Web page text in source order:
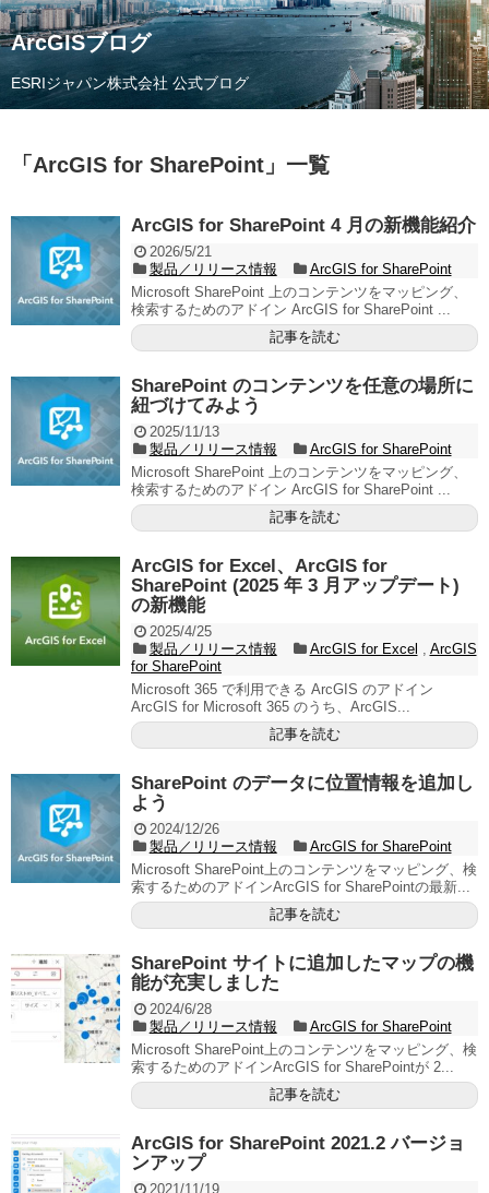
ArcGISブログ
ESRIジャパン株式会社 公式ブログ
「 ArcGIS for SharePoint 」 一覧
ArcGIS for SharePoint 4 月の新機能紹介
2026/5/21
製品／リリース情報
ArcGIS for SharePoint
Microsoft SharePoint 上のコンテンツをマッピング、
検索するためのアドイン ArcGIS for SharePoint ...
記事を読む
SharePoint のコンテンツを任意の場所に
紐づけてみよう
2025/11/13
製品／リリース情報
ArcGIS for SharePoint
Microsoft SharePoint 上のコンテンツをマッピング、
検索するためのアドイン ArcGIS for SharePoint ...
記事を読む
ArcGIS for Excel、ArcGIS for
SharePoint (2025 年 3 月アップデート)
の新機能
2025/4/25
製品／リリース情報
ArcGIS for Excel
ArcGIS
for SharePoint
Microsoft 365 で利用できる ArcGIS のアドイン
ArcGIS for Microsoft 365 のうち、ArcGIS...
記事を読む
SharePoint のデータに位置情報を追加し
よう
2024/12/26
製品／リリース情報
ArcGIS for SharePoint
Microsoft SharePoint上のコンテンツをマッピング、検
索するためのアドインArcGIS for SharePointの最新...
記事を読む
SharePoint サイトに追加したマップの機
能が充実しました
2024/6/28
製品／リリース情報
ArcGIS for SharePoint
Microsoft SharePoint上のコンテンツをマッピング、検
索するためのアドインArcGIS for SharePointが 2...
記事を読む
ArcGIS for SharePoint 2021.2 バージョ
ンアップ
2021/11/19